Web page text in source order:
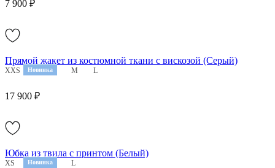
7 900 ₽
Новинка
Прямой жакет из костюмной ткани с вискозой (Серый)
XXS XS S M L
17 900 ₽
Новинка
Юбка из твила с принтом (Белый)
XS S M L